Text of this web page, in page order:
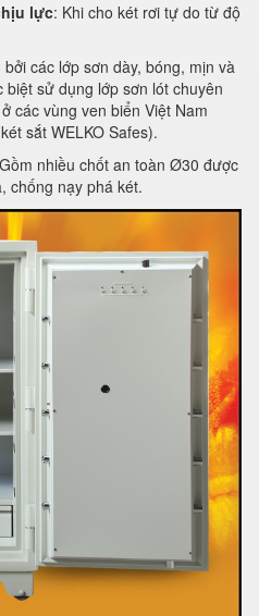
lực: Khi cho két rơi tự do từ độ
các lớp sơn dày, bóng, mịn và
sử dụng lớp sơn lót chuyên
các vùng ven biển Việt Nam
sắt WELKO Safes).
Gồm nhiều chốt an toàn Ø30 được
chống nạy phá két.